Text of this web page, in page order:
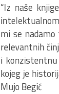
“Iz naše
mi se
relevantnih
i konzistentnu
kojeg je
Mujo Begić